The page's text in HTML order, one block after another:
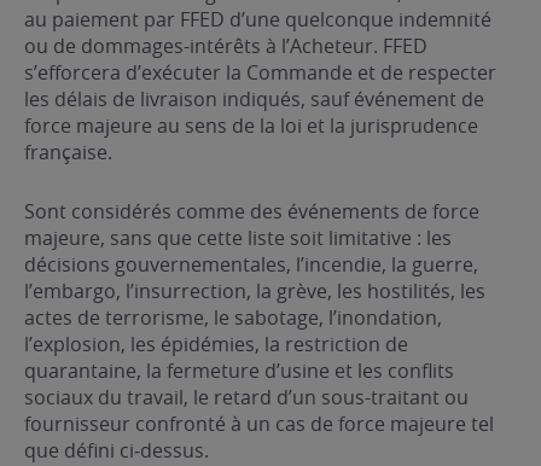
au paiement par FFED d’une quelconque indemnité
ou de dommages-intérêts à l’Acheteur. FFED
s’efforcera d’exécuter la Commande et de respecter
les délais de livraison indiqués, sauf événement de
force majeure au sens de la loi et la jurisprudence
française.
Sont considérés comme des événements de force
majeure, sans que cette liste soit limitative : les
décisions gouvernementales, l’incendie, la guerre,
l’embargo, l’insurrection, la grève, les hostilités, les
actes de terrorisme, le sabotage, l’inondation,
l’explosion, les épidémies, la restriction de
quarantaine, la fermeture d’usine et les conflits
sociaux du travail, le retard d’un sous-traitant ou
fournisseur confronté à un cas de force majeure tel
que défini ci‐dessus.